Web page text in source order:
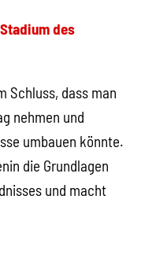
des
Schluss, dass man
nehmen und
umbauen könnte.
die Grundlagen
und macht